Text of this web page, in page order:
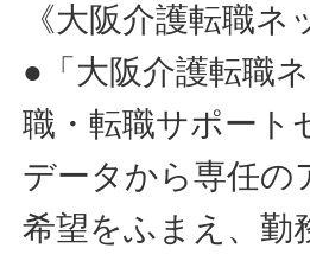
《大阪介護転職ネ
●「大阪介護転職
職・転職サポート
データから専任
希望をふまえ、勤